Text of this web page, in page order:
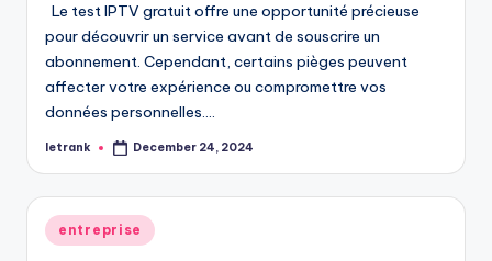
Le test IPTV gratuit offre une opportunité précieuse
pour découvrir un service avant de souscrire un
abonnement. Cependant, certains pièges peuvent
affecter votre expérience ou compromettre vos
données personnelles.…
Posted
letrank December 24, 2024
Posted
in
entreprise